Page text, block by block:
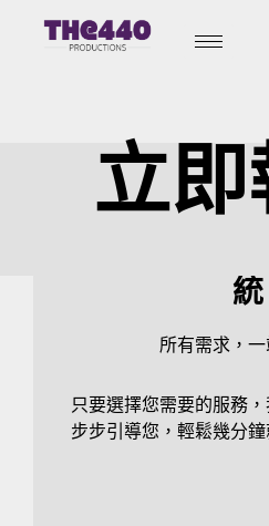
立
統
所有需求，一
只要選擇您需要的服務
步步引導您，輕鬆幾分